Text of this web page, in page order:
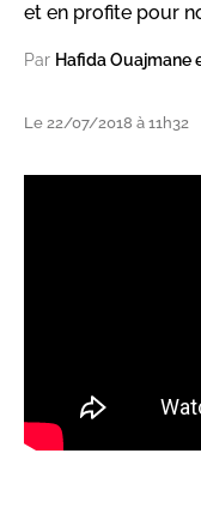
et en profite pour
Par Hafida Ouajmane
Le 22/07/2018 à 11h32